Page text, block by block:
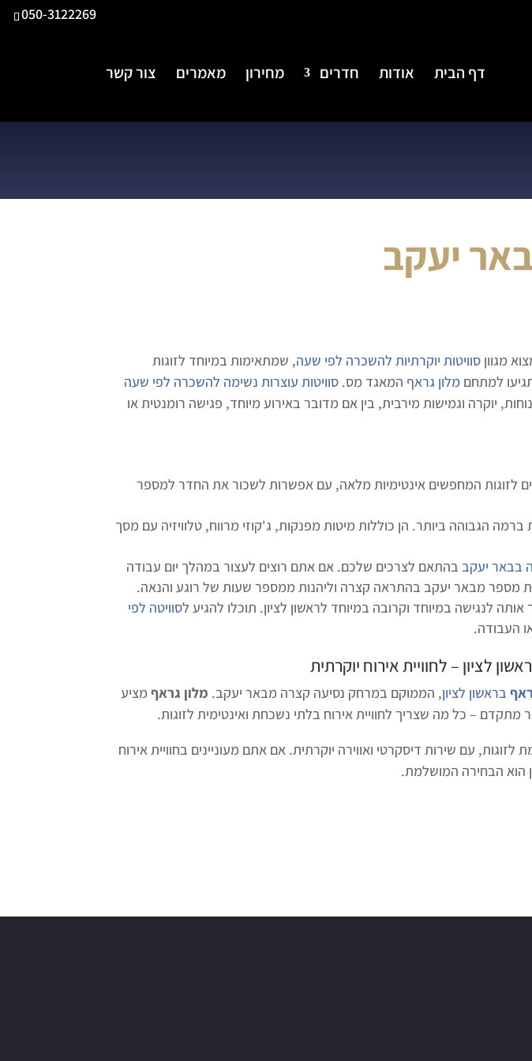
050-3122269
דף הבית אודות חדרים מחירון מאמרים צור קשר
יעקב
מגווןסוויטות יוקרתיות להשכרה לפי שעה, שמתאימות במיוחד לזוגות
מלון גראף המאגד מס.סוויטות עוצרות נשימה להשכרה לפי שעה
יוקרה וגמישות מירבית, בין אם מדובר באירוע מיוחד, פגישה רומנטית או
לזוגות המחפשים אינטימיות מלאה, עם אפשרות לשכור את החדר למספר
הגבוהה ביותר. הן כוללות מיטות מפנקות, ג'קוזי מרווח, טלוויזיה עם מסך
בבאר יעקב בהתאם לצרכים שלכם. אם אתם רוצים לעצור במהלך יום עבודה
מספר מבאר יעקב בהתראה קצרה וליהנות ממספר שעות של רוגע והנאה.
לנגישה במיוחד וקרובה במיוחד לראשון לציון. תוכלו להגיע לסוויטה לפי
העבודה.
לציון – לחוויית אירוח יוקרתית
בראשון לציון, הממוקם במרחק נסיעה קצרה מבאר יעקב. מלון גראף מציע
מתקדם – כל מה שצריך לחוויית אירוח בלתי נשכחת ואינטימית לזוגות.
עם שירות דיסקרטי ואווירה יוקרתית. אם אתם מעוניינים בחוויית אירוח
הוא הבחירה המושלמת.